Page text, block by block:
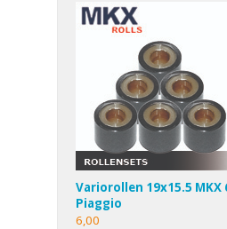
Variorollen 19x15.5 MKX
Piaggio
6,00